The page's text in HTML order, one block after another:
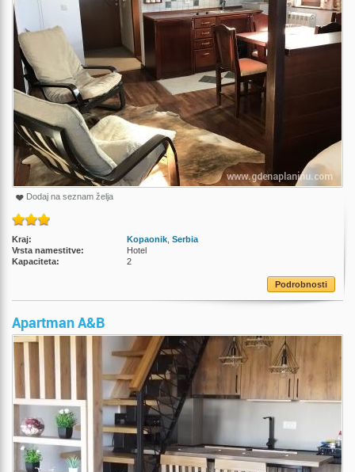
Dodaj na seznam želja
Kraj: Kopaonik Serbia
Vrsta namestitve:
Hotel
Kapaciteta:
2
Podrobnosti
Apartman A&B